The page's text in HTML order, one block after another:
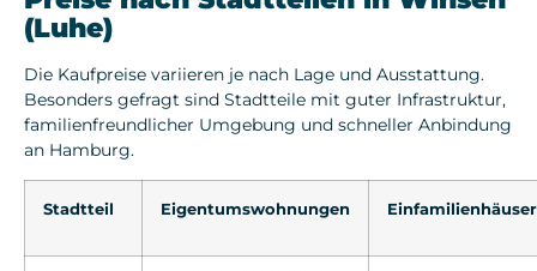
(Luhe)
Die Kaufpreise variieren je nach Lage und Ausstattung.
Besonders gefragt sind Stadtteile mit guter Infrastruktur,
familienfreundlicher Umgebung und schneller Anbindung
an Hamburg.
Stadtteil Eigentumswohnungen Einfamilienhäuser